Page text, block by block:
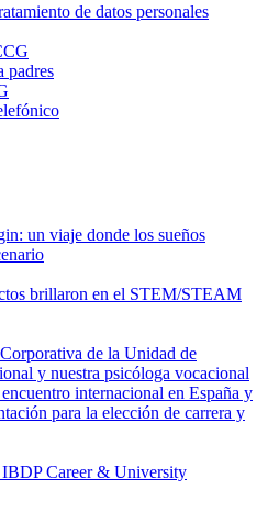
de datos personales
padres
un viaje donde los sueños
brillaron en el STEM/STEAM
de la Unidad de
y nuestra psicóloga vocacional
internacional en España y
para la elección de carrera y
IBDP Career & University